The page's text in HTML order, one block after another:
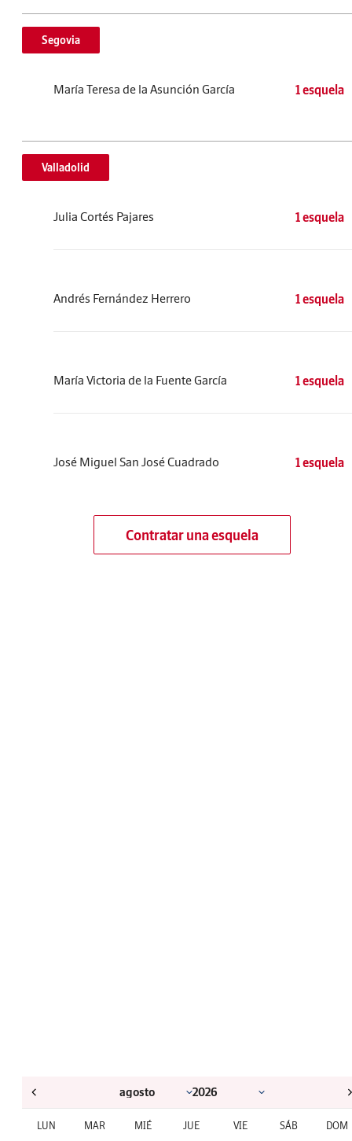
Segovia
María Teresa de la Asunción García 1 esquela
Valladolid
Julia Cortés Pajares 1 esquela
Andrés Fernández Herrero 1 esquela
María Victoria de la Fuente García 1 esquela
José Miguel San José Cuadrado 1 esquela
Contratar una esquela
LUN MAR MIÉ JUE VIE SÁB DOM